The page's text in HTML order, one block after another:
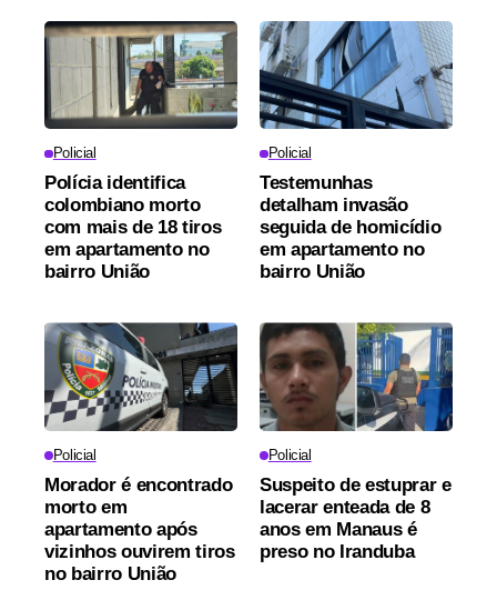
Policial
Polícia identifica
colombiano morto
com mais de 18 tiros
em apartamento no
bairro União
Policial
Testemunhas
detalham invasão
seguida de homicídio
em apartamento no
bairro União
Policial
Morador é encontrado
morto em
apartamento após
vizinhos ouvirem tiros
no bairro União
Policial
Suspeito de estuprar e
lacerar enteada de 8
anos em Manaus é
preso no Iranduba